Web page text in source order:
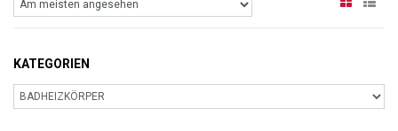
KATEGORIEN